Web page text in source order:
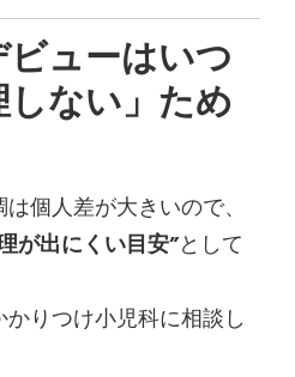
ューはいつ
ない」ため
個人差が大きいので、
が出にくい目安”として
りつけ小児科に相談し